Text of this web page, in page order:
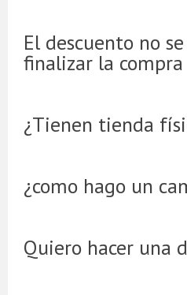
El descuento no
finalizar la compra
¿Tienen tienda
¿como hago un
Quiero hacer una